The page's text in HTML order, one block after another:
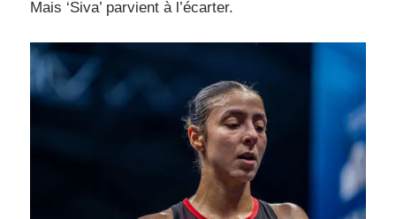
Mais ‘Siva’ parvient à l’écarter.